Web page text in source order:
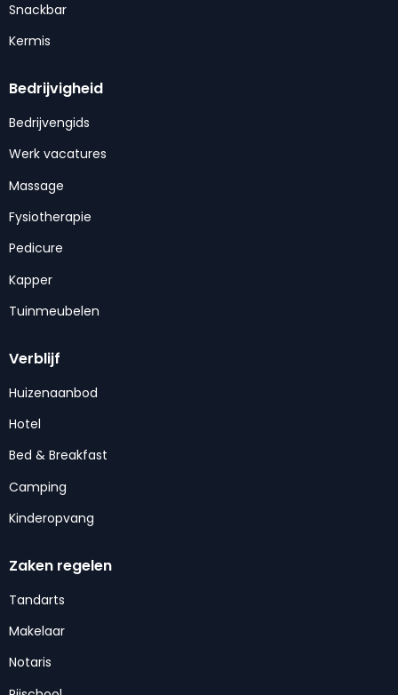
Snackbar
Kermis
Bedrijvigheid
Bedrijvengids
Werk vacatures
Massage
Fysiotherapie
Pedicure
Kapper
Tuinmeubelen
Verblijf
Huizenaanbod
Hotel
Bed & Breakfast
Camping
Kinderopvang
Zaken regelen
Tandarts
Makelaar
Notaris